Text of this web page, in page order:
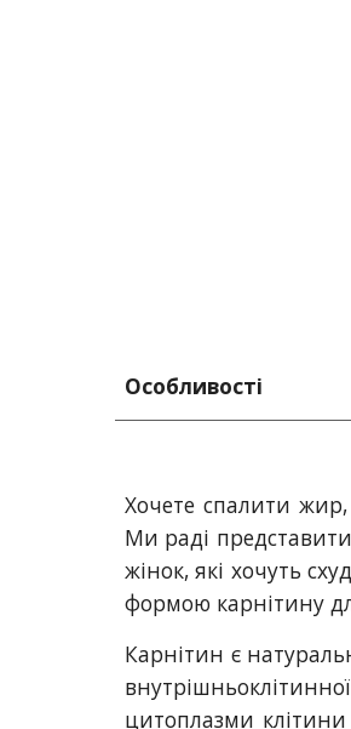
Особливості
Хочете спалити
Ми раді
жінок, які хочуть
формою карнітину
Карнітин є
цитоплазми